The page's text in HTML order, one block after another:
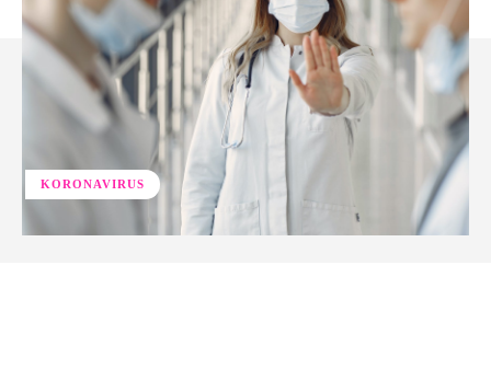
KORONAVIRUS